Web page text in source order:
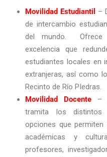
Movilidad Estudiantil
–
de intercambio
del mundo. Ofrece
excelencia que
estudiantes locales en
extranjeras, así como
Recinto de Río PIedras.
Movilidad Docente–
tramita los
opciones que
académicas y
profesores,